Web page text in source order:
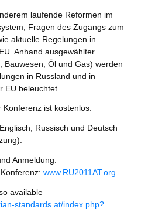
laufende Reformen im
Fragen des Zugangs zum
aktuelle Regelungen in
Anhand ausgewählter
Bauwesen, Öl und Gas) werden
in Russland und in
EU beleuchtet.
Konferenz ist kostenlos.
Russisch und Deutsch
Anmeldung:
www.RU2011AT.org
available
standards.at/index.php?